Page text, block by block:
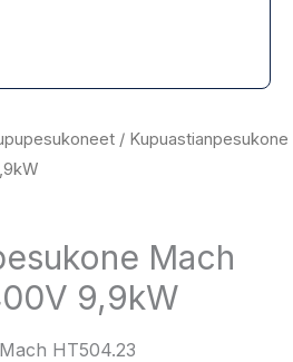
/ Kupuastianpesukone
Mach
9,9kW
HT504.23